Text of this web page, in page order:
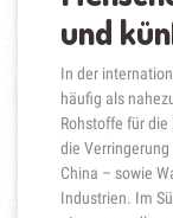
und
In der
häufig als
Rohstoffe für
die
China – sowie
Industrien. Im